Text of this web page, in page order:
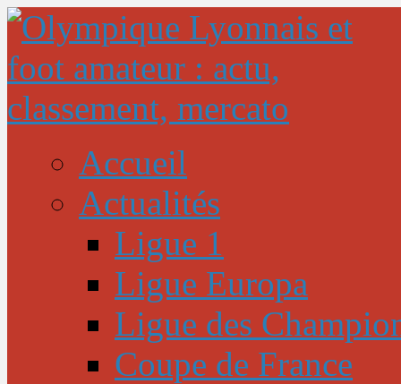
Accueil
Actualités
Ligue 1
Ligue Europa
Ligue des
Coupe de France